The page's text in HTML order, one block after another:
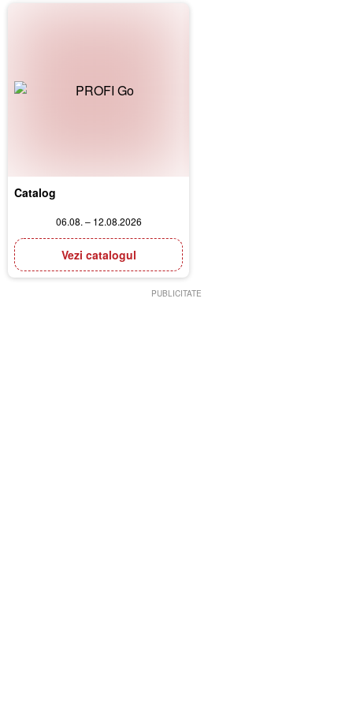
Catalog
06.08. – 12.08.2026
Vezi catalogul
PUBLICITATE